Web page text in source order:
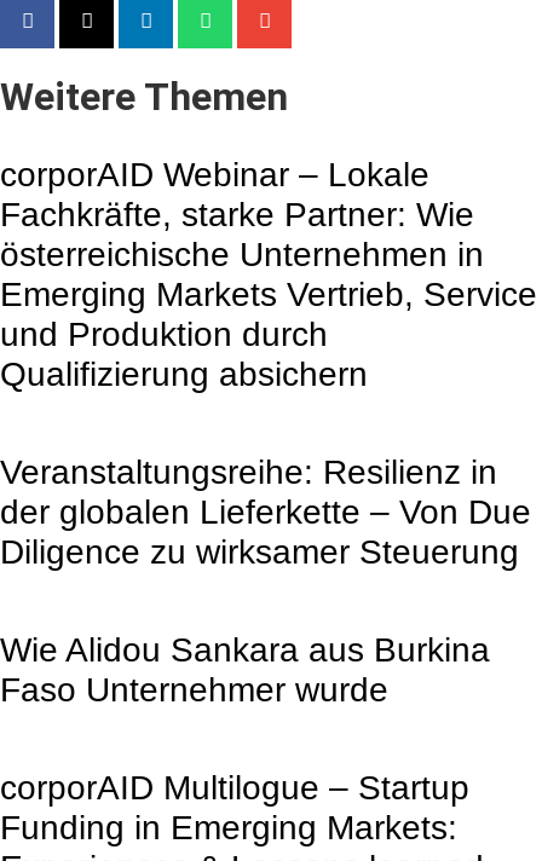
Weitere Themen
corporAID Webinar – Lokale
Fachkräfte, starke Partner: Wie
österreichische Unternehmen in
Emerging Markets Vertrieb, Service
und Produktion durch
Qualifizierung absichern
Veranstaltungsreihe: Resilienz in
der globalen Lieferkette – Von Due
Diligence zu wirksamer Steuerung
Wie Alidou Sankara aus Burkina
Faso Unternehmer wurde
corporAID Multilogue – Startup
Funding in Emerging Markets: